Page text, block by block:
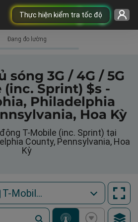
Thực hiện kiểm tra tốc độ
Đang đo lường
sóng 3G / 4G / 5G
(inc. Sprint) $s -
Philadelphia
Hoa Kỳ
T-Mobile (inc. Sprint) tại
County, Pennsylvania, Hoa
Kỳ
T-Mobile (inc. Sprint)